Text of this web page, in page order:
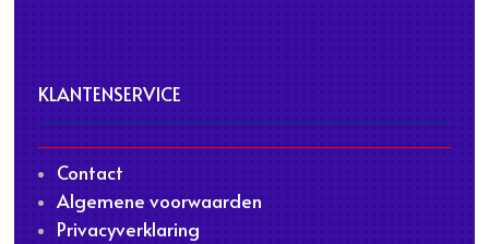
KLANTENSERVICE
Contact
Algemene voorwaarden
Privacyverklaring